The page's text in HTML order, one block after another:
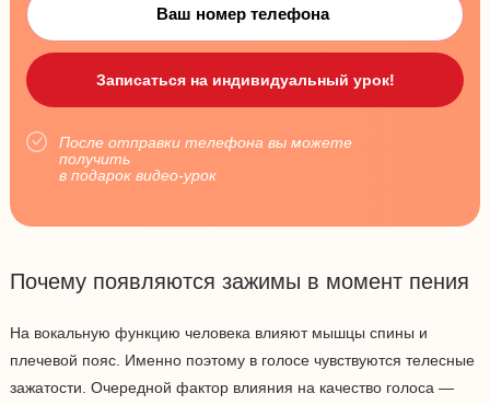
После отправки телефона вы можете
получить
в подарок видео-урок
Почему появляются зажимы в момент пения
На вокальную функцию человека влияют мышцы спины и
плечевой пояс. Именно поэтому в голосе чувствуются телесные
зажатости. Очередной фактор влияния на качество голоса —